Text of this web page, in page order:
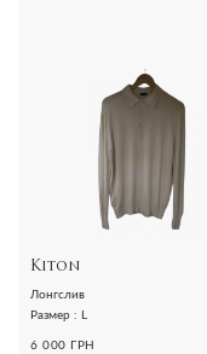
Kiton
Лонгслив
Размер : L
6 000 ГРН